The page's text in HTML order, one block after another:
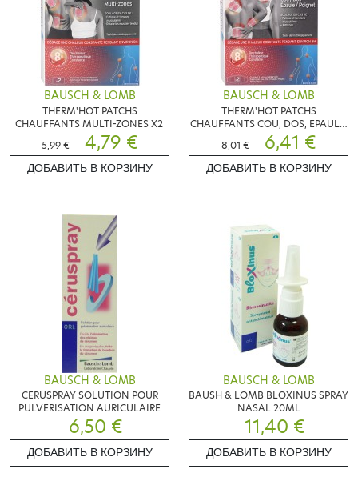
BAUSCH & LOMB
THERM'HOT PATCHS
CHAUFFANTS MULTI-ZONES X2
5,99 €
4,79 €
ДОБАВИТЬ В КОРЗИНУ
BAUSCH & LOMB
THERM'HOT PATCHS
CHAUFFANTS COU, DOS, EPAULE,
POIGNET X2
8,01 € 6,41 €
ДОБАВИТЬ В КОРЗИНУ
BAUSCH & LOMB
CERUSPRAY SOLUTION POUR
PULVERISATION AURICULAIRE
6,50 €
ДОБАВИТЬ В КОРЗИНУ
BAUSCH & LOMB
BAUSH & LOMB BLOXINUS SPRAY
NASAL 20ML
11,40 €
ДОБАВИТЬ В КОРЗИНУ